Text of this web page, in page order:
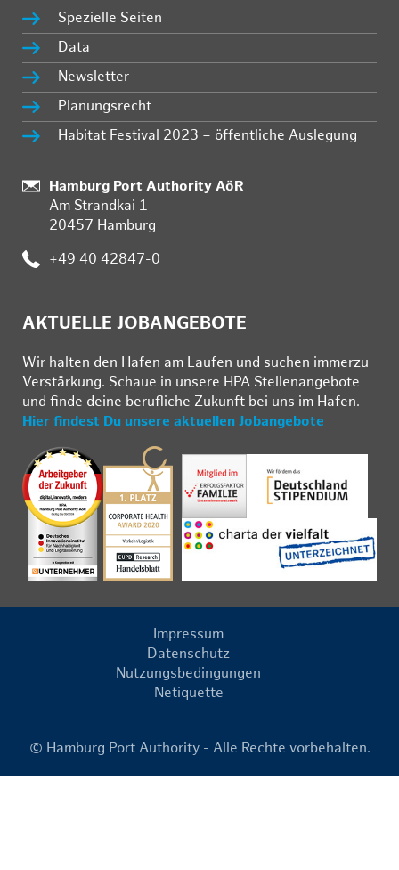
Spezielle Seiten
Data
Newsletter
Planungsrecht
Habitat Festival 2023 – öffentliche Auslegung
Standort:
Hamburg Port Authority AöR
Am Strandkai 1
20457 Hamburg
Telefon:
+49 40 42847-0
AKTUELLE JOBANGEBOTE
Wir hal­ten den Ha­fen am Lau­fen und su­chen im­mer­zu
Ver­stär­kung. Schau­e in un­se­re HPA Stel­len­an­ge­bo­te
und fin­de deine be­ruf­li­che Zu­kunft bei uns im Ha­fen.
Hier findest Du unsere aktuellen Jobangebote
Impressum
Datenschutz
Nutzungsbedingungen
Netiquette
© Hamburg Port Authority - Alle Rechte vorbehalten.